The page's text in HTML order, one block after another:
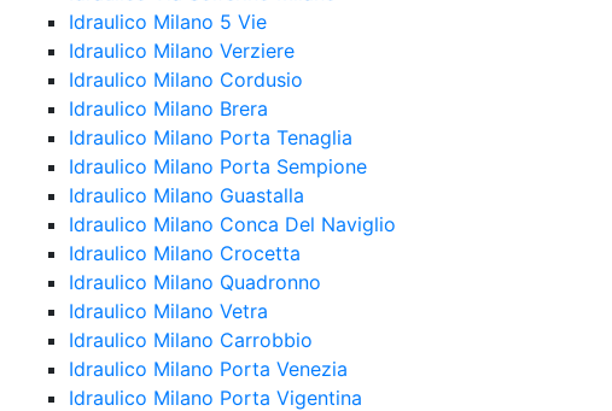
Idraulico Milano 5 Vie
Idraulico Milano Verziere
Idraulico Milano Cordusio
Idraulico Milano Brera
Idraulico Milano Porta Tenaglia
Idraulico Milano Porta Sempione
Idraulico Milano Guastalla
Idraulico Milano Conca Del Naviglio
Idraulico Milano Crocetta
Idraulico Milano Quadronno
Idraulico Milano Vetra
Idraulico Milano Carrobbio
Idraulico Milano Porta Venezia
Idraulico Milano Porta Vigentina